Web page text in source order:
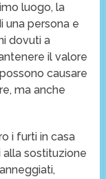
luogo, la
una persona e
dovuti a
il valore
causare
ma anche
i furti in casa
alla sostituzione